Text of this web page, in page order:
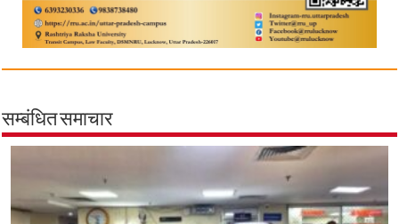
सम्बंधित समाचार